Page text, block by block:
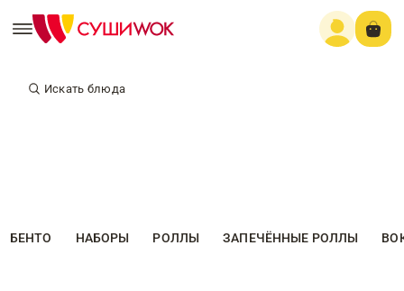
Искать блюда
БЕНТО НАБОРЫ РОЛЛЫ ЗАПЕЧЁННЫЕ РОЛЛЫ